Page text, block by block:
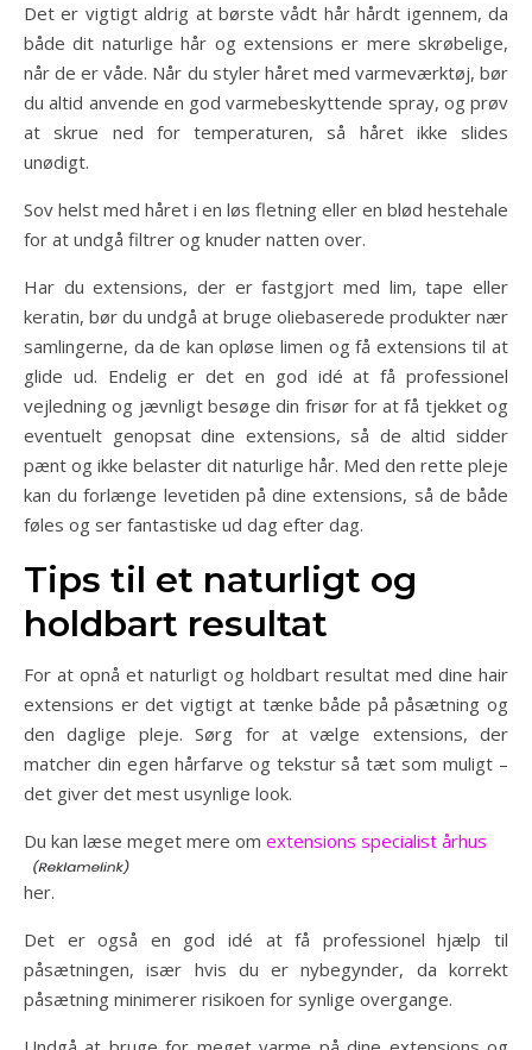
Det er vigtigt aldrig at børste vådt hår hårdt igennem, da
både dit naturlige hår og extensions er mere skrøbelige,
når de er våde. Når du styler håret med varmeværktøj, bør
du altid anvende en god varmebeskyttende spray, og prøv
at skrue ned for temperaturen, så håret ikke slides
unødigt.
Sov helst med håret i en løs fletning eller en blød hestehale
for at undgå filtrer og knuder natten over.
Har du extensions, der er fastgjort med lim, tape eller
keratin, bør du undgå at bruge oliebaserede produkter nær
samlingerne, da de kan opløse limen og få extensions til at
glide ud. Endelig er det en god idé at få professionel
vejledning og jævnligt besøge din frisør for at få tjekket og
eventuelt genopsat dine extensions, så de altid sidder
pænt og ikke belaster dit naturlige hår. Med den rette pleje
kan du forlænge levetiden på dine extensions, så de både
føles og ser fantastiske ud dag efter dag.
Tips til et naturligt og
holdbart resultat
For at opnå et naturligt og holdbart resultat med dine hair
extensions er det vigtigt at tænke både på påsætning og
den daglige pleje. Sørg for at vælge extensions, der
matcher din egen hårfarve og tekstur så tæt som muligt –
det giver det mest usynlige look.
Du kan læse meget mere om extensions specialist århus
her.
Det er også en god idé at få professionel hjælp til
påsætningen, især hvis du er nybegynder, da korrekt
påsætning minimerer risikoen for synlige overgange.